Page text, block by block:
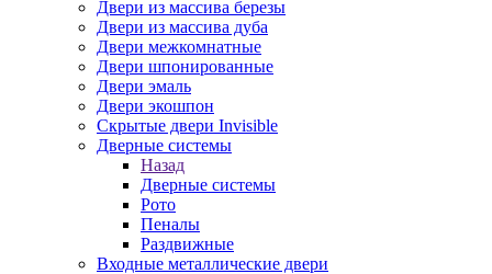
Двери из массива березы
Двери из массива дуба
Двери межкомнатные
Двери шпонированные
Двери эмаль
Двери экошпон
Скрытые двери Invisible
Дверные системы
Назад
Дверные системы
Рото
Пеналы
Раздвижные
Входные металлические двери